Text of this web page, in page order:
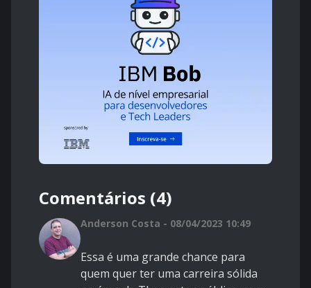
Comentários (4)
Anderson Costa - 08/04/2023 10:49
Essa é uma grande chance para
quem quer ter uma carreira sólida